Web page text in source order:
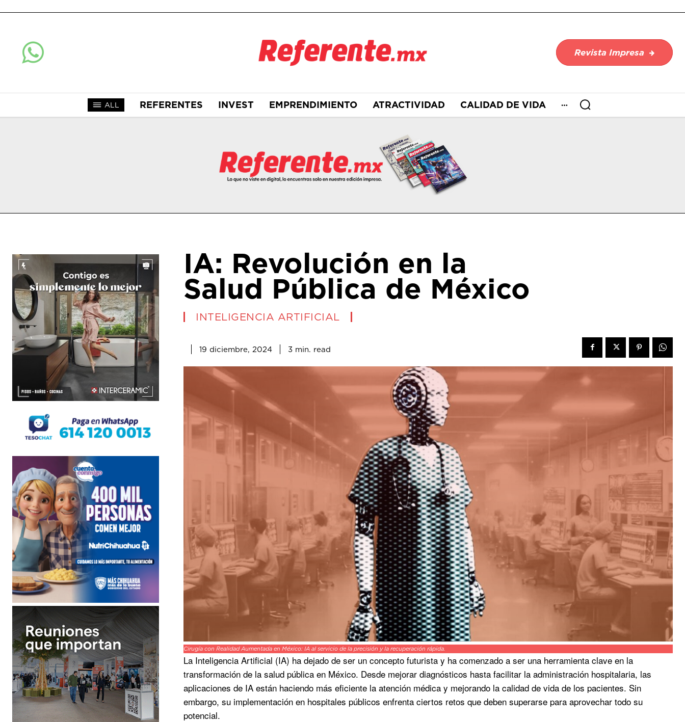
Revista Impresa
ALL REFERENTES INVEST EMPRENDIMIENTO ATRACTIVIDAD CALIDAD DE VIDA
IA: Revolución en la
Salud Pública de México
INTELIGENCIA ARTIFICIAL
19 diciembre, 2024 3 min. read
Cirugía con Realidad Aumentada en México: IA al servicio de la precisión y la recuperación rápida.
La Inteligencia Artificial (IA) ha dejado de ser un concepto futurista y ha comenzado a ser una herramienta clave en la
transformación de la salud pública en México. Desde mejorar diagnósticos hasta facilitar la administración hospitalaria, las
aplicaciones de IA están haciendo más eficiente la atención médica y mejorando la calidad de vida de los pacientes. Sin
embargo, su implementación en hospitales públicos enfrenta ciertos retos que deben superarse para aprovechar todo su
potencial.